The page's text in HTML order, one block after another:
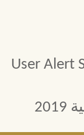
User Alert